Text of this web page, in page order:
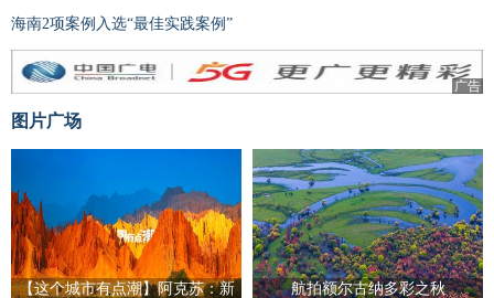
海南2项案例入选“最佳实践案例”
广告
图片广场
【这个城市有点潮】阿克苏：新
航拍额尔古纳多彩之秋